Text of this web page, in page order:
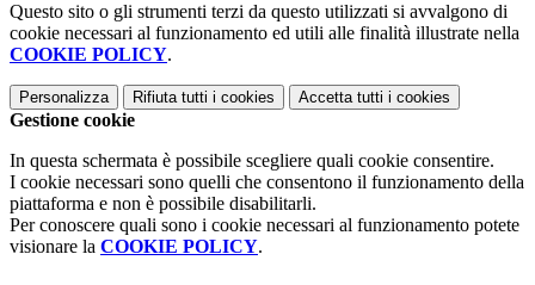
Questo sito o gli strumenti terzi da questo utilizzati si avvalgono di
cookie necessari al funzionamento ed utili alle finalità illustrate nella
COOKIE POLICY.
Personalizza Rifiuta tutti i cookies Accetta tutti i cookies
Gestione cookie
In questa schermata è possibile scegliere quali cookie consentire.
I cookie necessari sono quelli che consentono il funzionamento della
piattaforma e non è possibile disabilitarli.
Per conoscere quali sono i cookie necessari al funzionamento potete
visionare la COOKIE POLICY.